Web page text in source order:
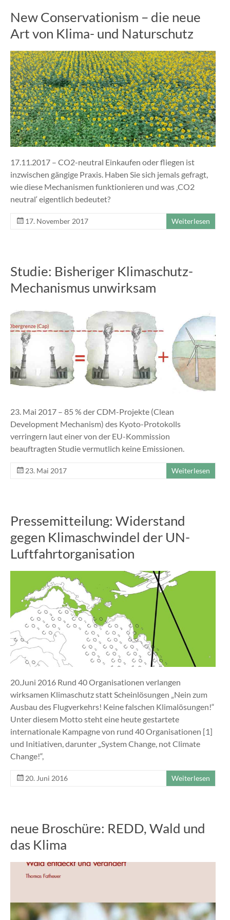
New Conservationism – die neue
Art von Klima- und Naturschutz
17.11.2017 – CO2-neutral Einkaufen oder fliegen ist
inzwischen gängige Praxis. Haben Sie sich jemals gefragt,
wie diese Mechanismen funktionieren und was ‚CO2
neutral‘ eigentlich bedeutet?
17. November 2017 Weiterlesen
Studie: Bisheriger Klimaschutz-
Mechanismus unwirksam
23. Mai 2017 – 85 % der CDM-Projekte (Clean
Development Mechanism) des Kyoto-Protokolls
verringern laut einer von der EU-Kommission
beauftragten Studie vermutlich keine Emissionen.
23. Mai 2017 Weiterlesen
Pressemitteilung: Widerstand
gegen Klimaschwindel der UN-
Luftfahrtorganisation
20.Juni 2016 Rund 40 Organisationen verlangen
wirksamen Klimaschutz statt Scheinlösungen „Nein zum
Ausbau des Flugverkehrs! Keine falschen Klimalösungen!“
Unter diesem Motto steht eine heute gestartete
internationale Kampagne von rund 40 Organisationen [1]
und Initiativen, darunter „System Change, not Climate
Change!“,
20. Juni 2016 Weiterlesen
neue Broschüre: REDD, Wald und
das Klima